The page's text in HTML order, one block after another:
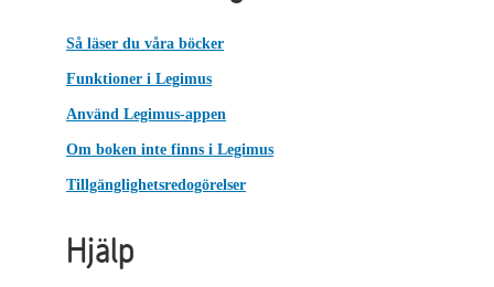
Så läser du våra böcker
Funktioner i Legimus
Använd Legimus-appen
Om boken inte finns i Legimus
Tillgänglighetsredogörelser
Hjälp